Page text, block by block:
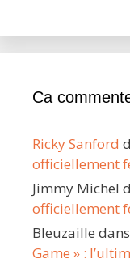
Ca
Ricky Sanford
officiellement
Jimmy Michel
officiellement
Bleuzaille dans
Game » :